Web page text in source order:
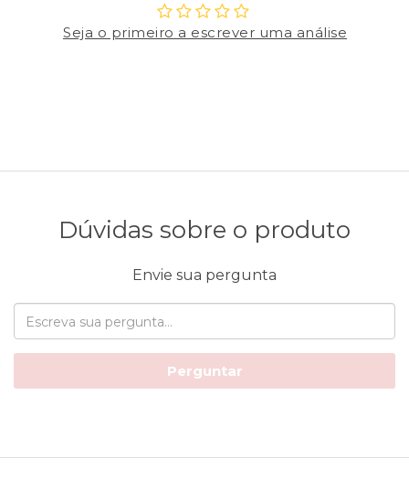
Seja o primeiro a escrever uma análise
Dúvidas sobre o produto
Envie sua pergunta
Perguntar